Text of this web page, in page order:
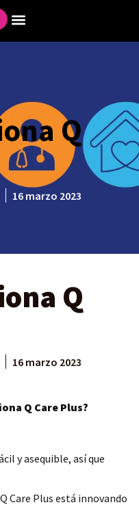
Q
16 marzo 2023
Q
16 marzo 2023
Q Care Plus?
y asequible, así que
Care Plus está innovando